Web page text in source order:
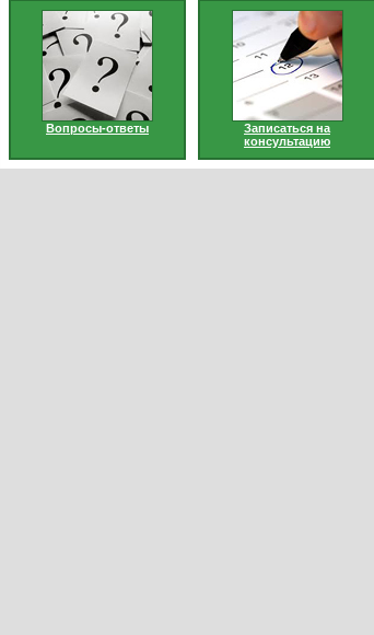
Вопросы-ответы
Записаться на
консультацию